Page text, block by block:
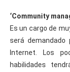
‘Community
Es un cargo de
será
Internet. Los
habilidades